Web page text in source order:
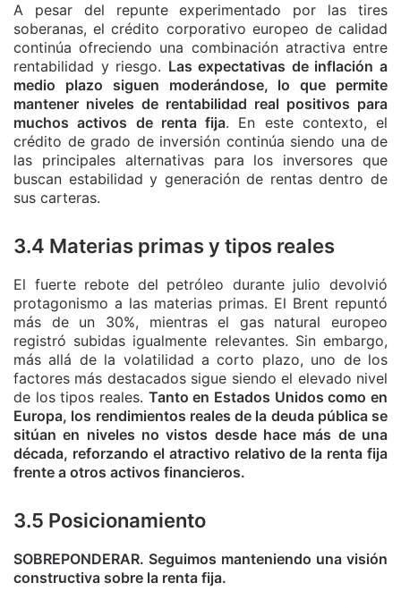
A pesar del repunte experimentado por las tires
soberanas, el crédito corporativo europeo de calidad
continúa ofreciendo una combinación atractiva entre
rentabilidad y riesgo. Las expectativas de inflación a
medio plazo siguen moderándose, lo que permite
mantener niveles de rentabilidad real positivos para
muchos activos de renta fija. En este contexto, el
crédito de grado de inversión continúa siendo una de
las principales alternativas para los inversores que
buscan estabilidad y generación de rentas dentro de
sus carteras.
3.4 Materias primas y tipos reales
El fuerte rebote del petróleo durante julio devolvió
protagonismo a las materias primas. El Brent repuntó
más de un 30%, mientras el gas natural europeo
registró subidas igualmente relevantes. Sin embargo,
más allá de la volatilidad a corto plazo, uno de los
factores más destacados sigue siendo el elevado nivel
de los tipos reales. Tanto en Estados Unidos como en
Europa, los rendimientos reales de la deuda pública se
sitúan en niveles no vistos desde hace más de una
década, reforzando el atractivo relativo de la renta fija
frente a otros activos financieros.
3.5 Posicionamiento
SOBREPONDERAR. Seguimos manteniendo una visión
constructiva sobre la renta fija.